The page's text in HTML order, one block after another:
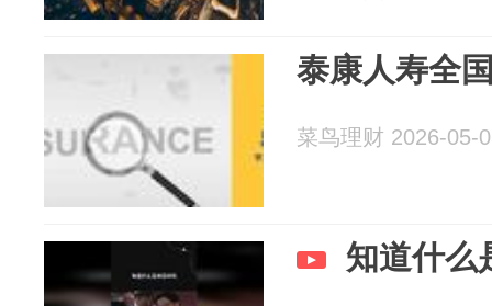
泰康人寿全
菜鸟理财 2026-05-
知道什么